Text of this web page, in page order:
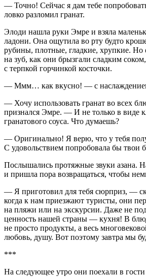
— Точно! Сейчас я дам тебе
ловко разломил гранат.
Элоди нашла руки Эмре и взяла
ладони. Она ощутила во рту будто
рубины, плотные, гладкие, хрупкие. Но
на зуб, как они брызгали сладким
с терпкой горчинкой косточки.
— Ммм… как вкусно! — с
— Хочу использовать гранат во всех
признался Эмре. — И не только в виде
гранатового соуса. Что думаешь?
— Оригинально! Я верю, что у тебя
С удовольствием попробовала бы твои
Послышались протяжные звуки азана.
и пришла пора возвращаться, чтобы
— Я приготовил для тебя сюрприз, —
когда к нам приезжают туристы, они
на пляжи или на экскурсии. Даже не
ценность нашей страны — кухня! В
не просто продукты, а весь
любовь, душу. Вот поэтому завтра мы
***
На следующее утро они поехали в